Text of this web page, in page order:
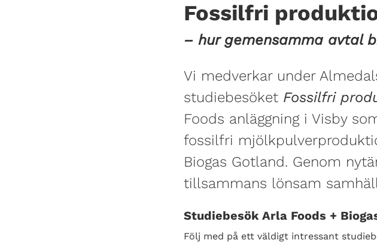
Fossilfri
– hur gemensamma avtal
Vi medverkar under
studiebesöket Fossilfri
Foods anläggning i Visby
fossilfri
Biogas Gotland. Genom
tillsammans lönsam
Studiebesök Arla Foods +
Följ med på ett väldigt intressant